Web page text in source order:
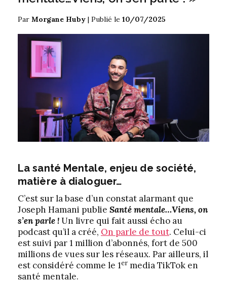
Par Morgane Huby | Publié le 10/07/2025
La santé Mentale, enjeu de société,
matière à dialoguer…
C’est sur la base d’un constat alarmant que
Joseph Hamani publie Santé mentale…Viens, on
s’en parle !Un livre qui fait aussi écho au
podcast qu’il a créé, On parle de tout. Celui-ci
est suivi par 1 million d’abonnés, fort de 500
millions de vues sur les réseaux. Par ailleurs, il
est considéré comme le 1er media TikTok en
santé mentale.